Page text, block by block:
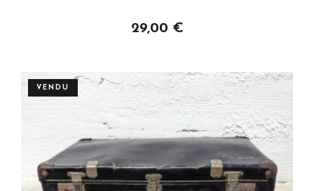
29,00 €
VENDU